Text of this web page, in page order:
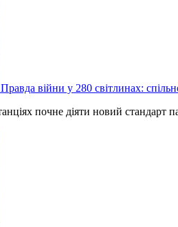
Правда війни у 280 світлинах:
почне діяти новий